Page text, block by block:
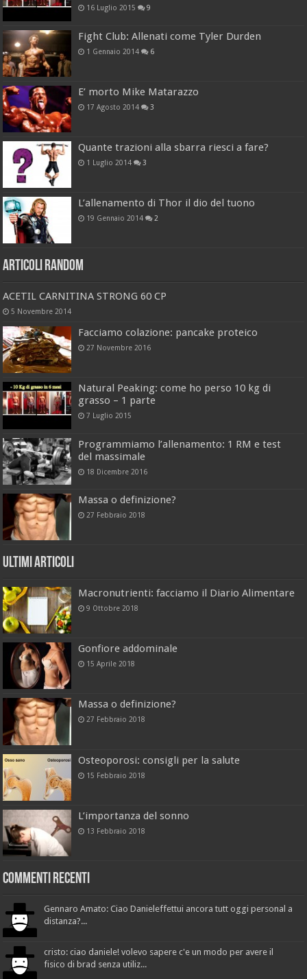
16 Luglio 2015 9
Fight Club: Allenati come Tyler Durden
1 Gennaio 2014 6
E’ morto Mike Matarazzo
17 Agosto 2014 3
Quante trazioni alla sbarra riesci a fare?
1 Luglio 2014 3
L’allenamento di Thor il dio del tuono
19 Gennaio 2014 2
Articoli Random
ACETIL CARNITINA STRONG 60 CP
5 Novembre 2014
Facciamo colazione: pancake proteico
27 Novembre 2016
Natural Peaking: come ho perso 10 kg di
grasso – 1 parte
7 Luglio 2015
Programmiamo l’allenamento: 1 RM e test
del massimale
18 Dicembre 2016
Massa o definizione?
27 Febbraio 2018
Ultimi Articoli
Macronutrienti: facciamo il Diario Alimentare
9 Ottobre 2018
Gonfiore addominale
15 Aprile 2018
Massa o definizione?
27 Febbraio 2018
Osteoporosi: consigli per la salute
15 Febbraio 2018
L’importanza del sonno
13 Febbraio 2018
Commenti recenti
Gennaro Amato: Ciao Danieleffettui ancora tutt oggi personal a
distanza?...
cristo: ciao daniele! volevo sapere c'e un modo per avere il
fisico di brad senza utiliz...